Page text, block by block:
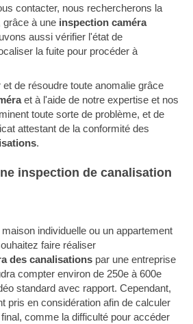
contacter, nous rechercherons la
grâce à une inspection caméra
aussi vérifier l'état de
la fuite pour procéder à
de résoudre toute anomalie grâce
et à l'aide de notre expertise et nos
toute sorte de problème, et de
attestant de la conformité des
.
inspection de canalisation
individuelle ou un appartement
faire réaliser
des canalisations par une entreprise
compter environ de 250e à 600e
standard avec rapport. Cependant,
pris en considération afin de calculer
final, comme la difficulté pour accéder